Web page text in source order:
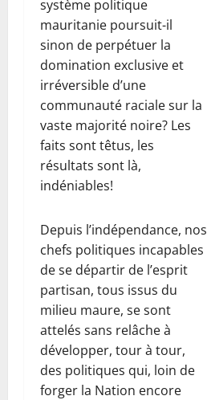
système politique
mauritanie poursuit-il
sinon de perpétuer la
domination exclusive et
irréversible d’une
communauté raciale sur la
vaste majorité noire? Les
faits sont têtus, les
résultats sont là,
indéniables!
Depuis l’indépendance, nos
chefs politiques incapables
de se départir de l’esprit
partisan, tous issus du
milieu maure, se sont
attelés sans relâche à
développer, tour à tour,
des politiques qui, loin de
forger la Nation encore